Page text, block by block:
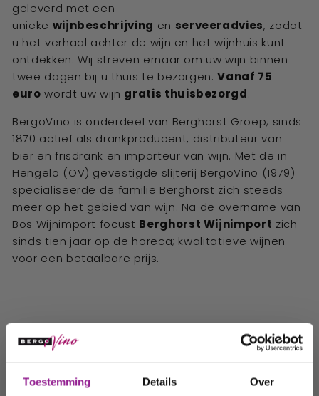
Toestemming Details Over
geleverd met een
unieke wijnbeschrijving en serveeradvies, zodat
u het verhaal achter de wijn en het wijnhuis kunt
ontdekken. Wij streven ernaar om uw wijn binnen
twee dagen bij u thuis te bezorgen. Vanaf 75
euro wordt uw wijn gratis thuisbezorgd.
BergoVino is onderdeel van Berghorst Groep; sinds
1870 actief als drankproducent, distributeur van
bier en frisdrank en importeur van wijn. Met de in
Hengelo (OV) gevestigde slijterij BergoVino (1979)
specialiseerde de familie Berghorst zich steeds
meer op het gebied van wijn. Na de overname van
Bos Wijnimport focust Berghorst Wijnimport zich
sinds tien jaar op de horeca; kwalitatieve wijnen
voor een betaalbare prijs.
Populaire categorieën
Ontvang 10%